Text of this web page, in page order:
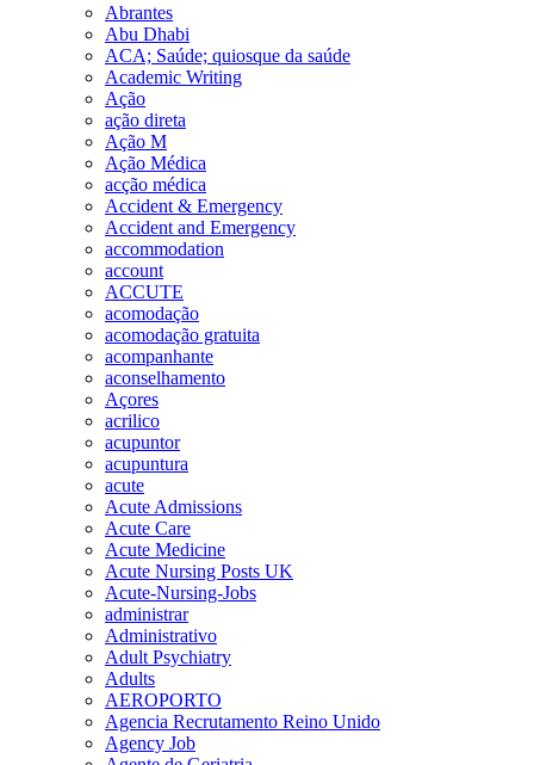
Abrantes
Abu Dhabi
ACA; Saúde; quiosque da saúde
Academic Writing
Ação
ação direta
Ação M
Ação Médica
acção médica
Accident & Emergency
Accident and Emergency
accommodation
account
ACCUTE
acomodação
acomodação gratuita
acompanhante
aconselhamento
Açores
acrilico
acupuntor
acupuntura
acute
Acute Admissions
Acute Care
Acute Medicine
Acute Nursing Posts UK
Acute-Nursing-Jobs
administrar
Administrativo
Adult Psychiatry
Adults
AEROPORTO
Agencia Recrutamento Reino Unido
Agency Job